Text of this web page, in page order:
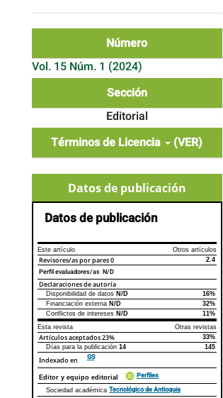
Número
Vol. 15 Núm. 1 (2024)
Sección
Editorial
Términos de Licencia
(VER)
Datos de publicación
Datos de publicación
Este artículo Otros artículos
Revisores/as por pares0 2.4
Perfil evaluadores/as N/D
Declaraciones de autoría
Declaraciones de autoríaEste artículo
Disponibilidad de datos N/D
16%
Financiación externa N/D
32%
Conflictos de intereses N/D
11%
Esta revista
Otras revistas
Artículos aceptados23%
33%
Días para la publicación 14 145
Indexado en GS
Editor y equipo editorial Perfiles
Sociedad académica Tecnológico de Antioquia